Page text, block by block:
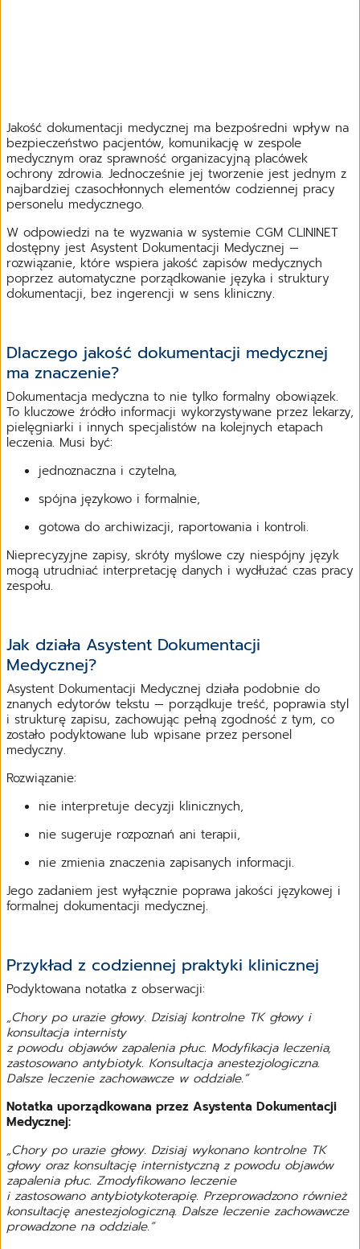
Jakość dokumentacji medycznej ma bezpośredni wpływ na
bezpieczeństwo pacjentów, komunikację w zespole
medycznym oraz sprawność organizacyjną placówek
ochrony zdrowia. Jednocześnie jej tworzenie jest jednym z
najbardziej czasochłonnych elementów codziennej pracy
personelu medycznego.
W odpowiedzi na te wyzwania w systemie CGM CLININET
dostępny jest Asystent Dokumentacji Medycznej —
rozwiązanie, które wspiera jakość zapisów medycznych
poprzez automatyczne porządkowanie języka i struktury
dokumentacji, bez ingerencji w sens kliniczny.
Dlaczego jakość dokumentacji medycznej
ma znaczenie?
Dokumentacja medyczna to nie tylko formalny obowiązek.
To kluczowe źródło informacji wykorzystywane przez lekarzy,
pielęgniarki i innych specjalistów na kolejnych etapach
leczenia. Musi być:
jednoznaczna i czytelna,
spójna językowo i formalnie,
gotowa do archiwizacji, raportowania i kontroli.
Nieprecyzyjne zapisy, skróty myślowe czy niespójny język
mogą utrudniać interpretację danych i wydłużać czas pracy
zespołu.
Jak działa Asystent Dokumentacji
Medycznej?
Asystent Dokumentacji Medycznej działa podobnie do
znanych edytorów tekstu — porządkuje treść, poprawia styl
i strukturę zapisu, zachowując pełną zgodność z tym, co
zostało podyktowane lub wpisane przez personel
medyczny.
Rozwiązanie:
nie interpretuje decyzji klinicznych,
nie sugeruje rozpoznań ani terapii,
nie zmienia znaczenia zapisanych informacji.
Jego zadaniem jest wyłącznie poprawa jakości językowej i
formalnej dokumentacji medycznej.
Przykład z codziennej praktyki klinicznej
Podyktowana notatka z obserwacji:
„Chory po urazie głowy. Dzisiaj kontrolne TK głowy i
konsultacja internisty
z powodu objawów zapalenia płuc. Modyfikacja leczenia,
zastosowano antybiotyk. Konsultacja anestezjologiczna.
Dalsze leczenie zachowawcze w oddziale.”
Notatka uporządkowana przez Asystenta Dokumentacji
Medycznej:
„Chory po urazie głowy. Dzisiaj wykonano kontrolne TK
głowy oraz konsultację internistyczną z powodu objawów
zapalenia płuc. Zmodyfikowano leczenie
i zastosowano antybiotykoterapię. Przeprowadzono również
konsultację anestezjologiczną. Dalsze leczenie zachowawcze
prowadzone na oddziale.”